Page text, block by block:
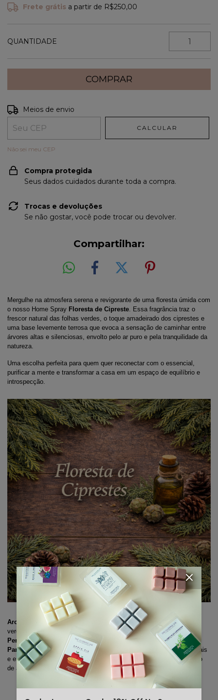
Frete grátis a partir de R$250,00
QUANTIDADE
Entregas para o CEP:
Meios de envio
CALCULAR
Não sei meu CEP
Compra protegida
Seus dados cuidados durante toda a compra.
Trocas e devoluções
Se não gostar, você pode trocar ou devolver.
Compartilhar:
Mergulhe na atmosfera serena e revigorante de uma floresta úmida com
o nosso Home Spray Floresta de Cipreste . Essa fragrância traz o
frescor natural das folhas verdes, o toque amadeirado dos ciprestes e
uma base levemente terrosa que evoca a sensação de caminhar entre
árvores altas e silenciosas, envolto pelo ar puro e pela tranquilidade da
natureza.
Uma escolha perfeita para quem quer reconectar com o essencial,
purificar a mente e transformar a casa em um espaço de equilíbrio e
introspecção.
Aroma:
amadeirado, herbal e fresco, com notas de cipreste, folhas
verdes e musgo.
Perfil: terroso, sofisticado e reconfortante.
Para quem é indicado: ideal para quem aprecia aromas mais naturais
e envolventes, que remetem ao ar livre, à meditação e ao aconchego
de ambientes calmos e equilibrados.